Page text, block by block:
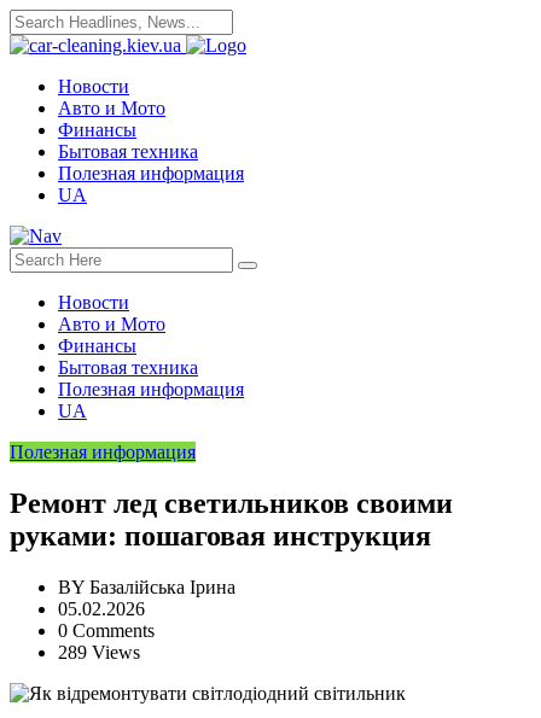
Новости
Авто и Мото
Финансы
Бытовая техника
Полезная информация
UA
Новости
Авто и Мото
Финансы
Бытовая техника
Полезная информация
UA
Полезная информация
Ремонт лед светильников своими
руками: пошаговая инструкция
BY Базалійська Ірина
05.02.2026
0 Comments
289 Views